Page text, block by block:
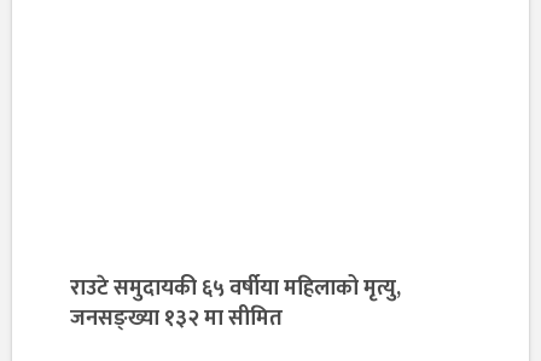
राउटे समुदायकी ६५ वर्षीया महिलाको मृत्यु,
जनसङ्ख्या १३२ मा सीमित